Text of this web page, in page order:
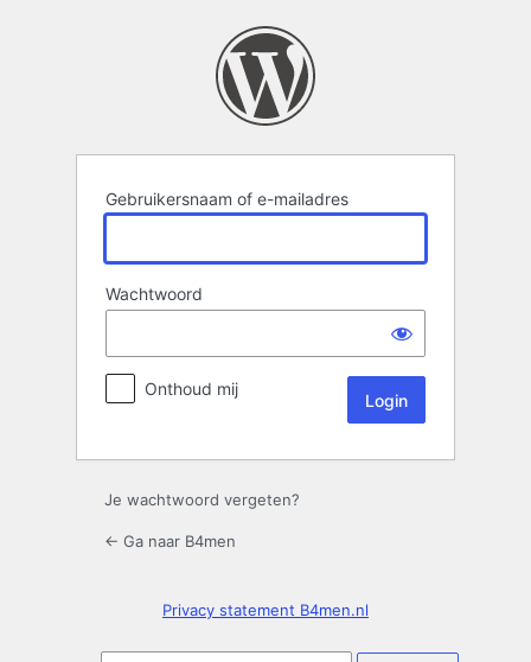
Gebruikersnaam of e-mailadres
Wachtwoord
Onthoud mij
Je wachtwoord vergeten?
← Ga naar B4men
Privacy statement B4men.nl